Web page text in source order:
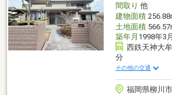
間取り 他
建物面積
土地面積
築年月 1998年3
西鉄天神大
分
その他の交通
福岡県柳川